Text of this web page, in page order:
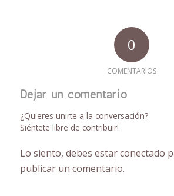
0
COMENTARIOS
Dejar un comentario
¿Quieres unirte a la conversación?
Siéntete libre de contribuir!
Lo siento, debes estarconectado
publicar un comentario.